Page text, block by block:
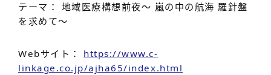
テーマ： 地域医療構想前夜～ 嵐の中の航海 羅針盤
を求めて～
Webサイト： https://www.c-
linkage.co.jp/ajha65/index.html